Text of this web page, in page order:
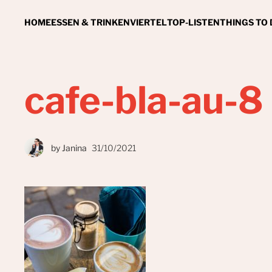
HOMEESSEN & TRINKENVIERTELTOP-LISTENTHINGS TO
cafe-bla-au-8
by Janina 31/10/2021